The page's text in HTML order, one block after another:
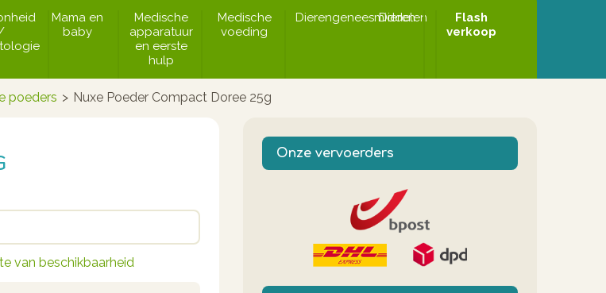
Mama en
baby
Medische
apparatuur
en eerste
hulp
Medische
voeding
Dierengeneesmiddelen
Dieren
Flash
verkoop
poeders > Nuxe Poeder Compact Doree 25g
van beschikbaarheid
Onze vervoerders